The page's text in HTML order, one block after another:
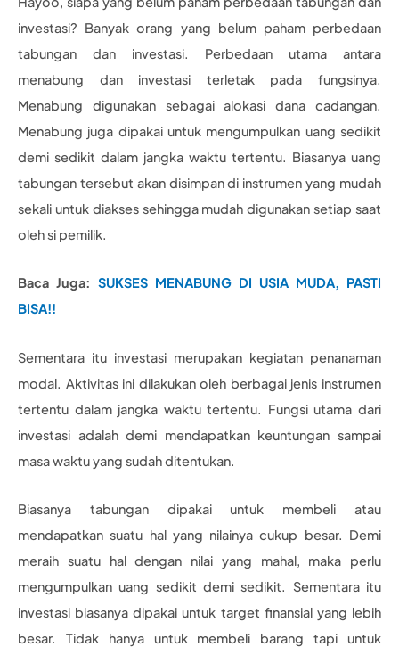
investasi? Banyak orang yang belum paham perbedaan
tabungan dan investasi. Perbedaan utama antara
menabung dan investasi terletak pada fungsinya.
Menabung digunakan sebagai alokasi dana cadangan.
Menabung juga dipakai untuk mengumpulkan uang sedikit
demi sedikit dalam jangka waktu tertentu. Biasanya uang
tabungan tersebut akan disimpan di instrumen yang mudah
sekali untuk diakses sehingga mudah digunakan setiap saat
oleh si pemilik.
Baca Juga: SUKSES MENABUNG DI USIA MUDA, PASTI
BISA!!
Sementara itu investasi merupakan kegiatan penanaman
modal. Aktivitas ini dilakukan oleh berbagai jenis instrumen
tertentu dalam jangka waktu tertentu. Fungsi utama dari
investasi adalah demi mendapatkan keuntungan sampai
masa waktu yang sudah ditentukan.
Biasanya tabungan dipakai untuk membeli atau
mendapatkan suatu hal yang nilainya cukup besar. Demi
meraih suatu hal dengan nilai yang mahal, maka perlu
mengumpulkan uang sedikit demi sedikit. Sementara itu
investasi biasanya dipakai untuk target finansial yang lebih
besar. Tidak hanya untuk membeli barang tapi untuk